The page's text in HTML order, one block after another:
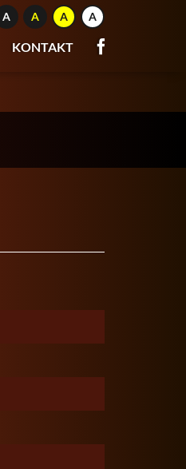
KONTAKT